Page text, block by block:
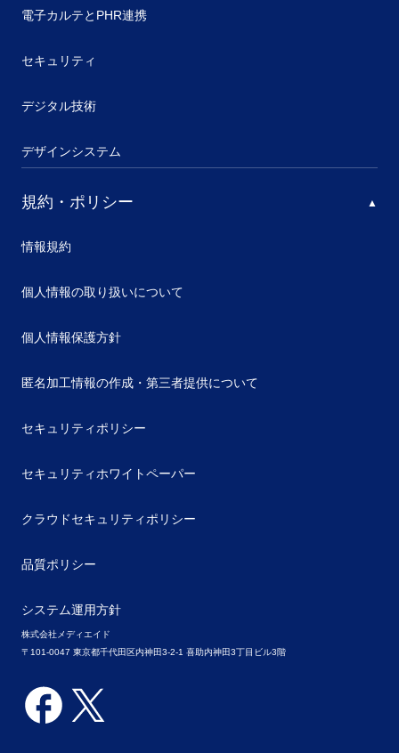
株式会社メディエイド
〒101-0047 東京都千代田区内神田3-2-1 喜助内神田3丁目ビル3階
電子カルテとPHR連携
セキュリティ
デジタル技術
デザインシステム
規約・ポリシー
情報規約
個人情報の取り扱いについて
個人情報保護方針
匿名加工情報の作成・第三者提供について
セキュリティポリシー
セキュリティホワイトペーパー
クラウドセキュリティポリシー
品質ポリシー
システム運用方針